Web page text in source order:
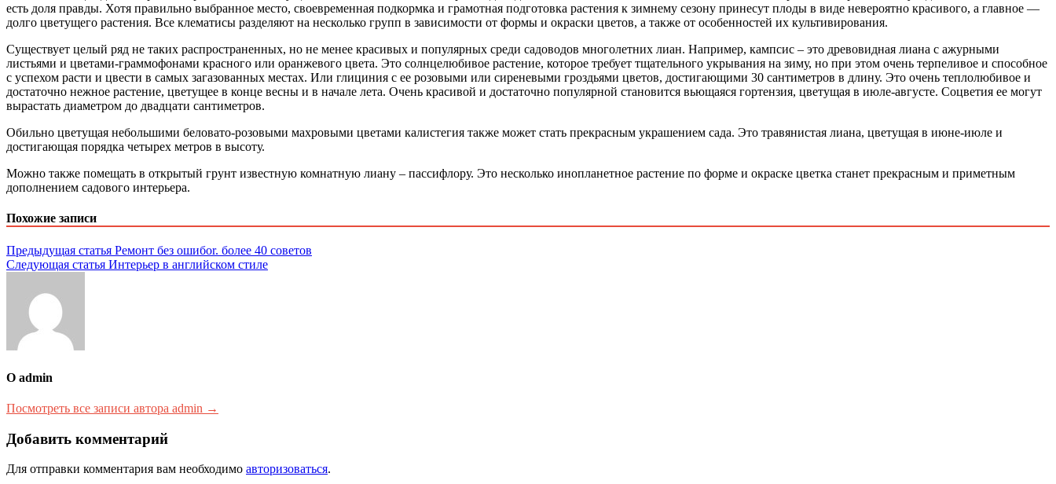
есть доля правды. Хотя правильно выбранное место, своевременная подкормка и грамотная подготовка растения к зимнему сезону принесут плоды в виде невероятно красивого, а главное —
долго цветущего растения. Все клематисы разделяют на несколько групп в зависимости от формы и окраски цветов, а также от особенностей их культивирования.
Существует целый ряд не таких распространенных, но не менее красивых и популярных среди садоводов многолетних лиан. Например, кампсис – это древовидная лиана с ажурными
листьями и цветами-граммофонами красного или оранжевого цвета. Это солнцелюбивое растение, которое требует тщательного укрывания на зиму, но при этом очень терпеливое и способное
с успехом расти и цвести в самых загазованных местах. Или глициния с ее розовыми или сиреневыми гроздьями цветов, достигающими 30 сантиметров в длину. Это очень теплолюбивое и
достаточно нежное растение, цветущее в конце весны и в начале лета. Очень красивой и достаточно популярной становится вьющаяся гортензия, цветущая в июле-августе. Соцветия ее могут
вырастать диаметром до двадцати сантиметров.
Обильно цветущая небольшими беловато-розовыми махровыми цветами калистегия также может стать прекрасным украшением сада. Это травянистая лиана, цветущая в июне-июле и
достигающая порядка четырех метров в высоту.
Можно также помещать в открытый грунт известную комнатную лиану – пассифлору. Это несколько инопланетное растение по форме и окраске цветка станет прекрасным и приметным
дополнением садового интерьера.
Похожие записи
Навигация
по
записям
Предыдущая статья Ремонт без ошибоr. более 40 советов
Следующая статья Интерьер в английском стиле
О admin
Посмотреть все записи автора admin →
Добавить комментарий
Для отправки комментария вам необходимо авторизоваться.